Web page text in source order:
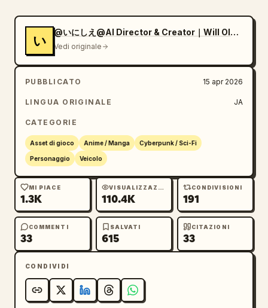
い
@いにしえ@AI Director & Creator｜Will Oldgram
Vedi originale
PUBBLICATO 15 apr 2026
LINGUA ORIGINALE JA
CATEGORIE
Asset di gioco Anime / Manga Cyberpunk / Sci-Fi
Personaggio Veicolo
MI PIACE
1.3K
VISUALIZZAZIONI
110.4K
CONDIVISIONI
191
COMMENTI
33
SALVATI
615
CITAZIONI
33
CONDIVIDI